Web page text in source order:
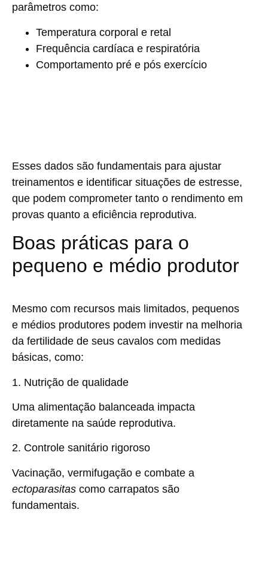
parâmetros como:
Temperatura corporal e retal
Frequência cardíaca e respiratória
Comportamento pré e pós exercício
Esses dados são fundamentais para ajustar
treinamentos e identificar situações de estresse,
que podem comprometer tanto o rendimento em
provas quanto a eficiência reprodutiva.
Boas práticas para o
pequeno e médio produtor
Mesmo com recursos mais limitados, pequenos
e médios produtores podem investir na melhoria
da fertilidade de seus cavalos com medidas
básicas, como:
1. Nutrição de qualidade
Uma alimentação balanceada impacta
diretamente na saúde reprodutiva.
2. Controle sanitário rigoroso
Vacinação, vermifugação e combate a
ectoparasitas como carrapatos são
fundamentais.